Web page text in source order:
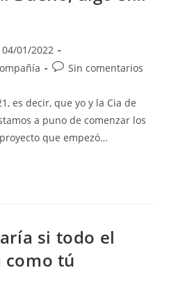
04/01/2022
Sin comentarios
es decir, que yo y la Cia de
a puno de comenzar los
que empezó…
si todo el
como tú